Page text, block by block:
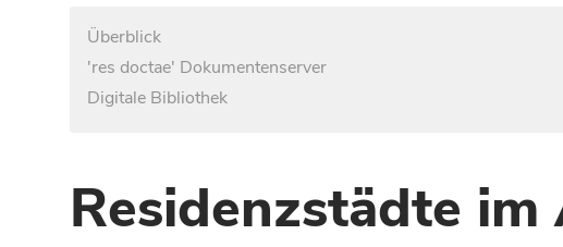
Überblick
'res doctae' Dokumentenserver
Digitale Bibliothek
Residenzstädte